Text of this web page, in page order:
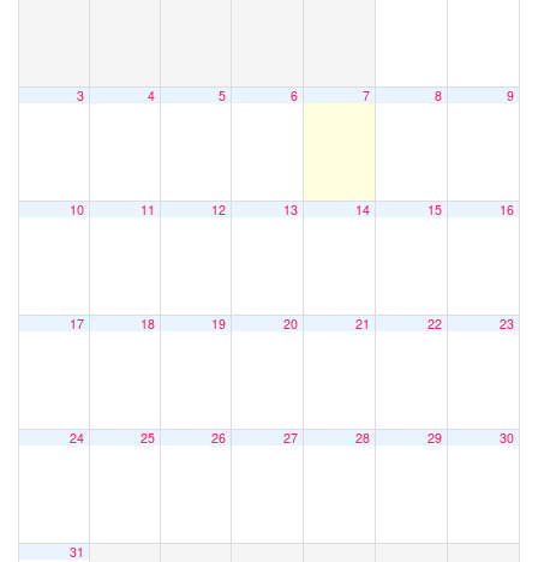
3 4 5 6 7 8 9
10 11 12 13 14 15 16
17 18 19 20 21 22 23
24 25 26 27 28 29 30
31